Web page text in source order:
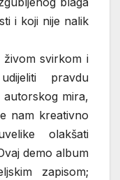
i koji nije nalik
svirkom i
pravdu
autorskog mira,
nam kreativno
olakšati
demo album
zapisom;